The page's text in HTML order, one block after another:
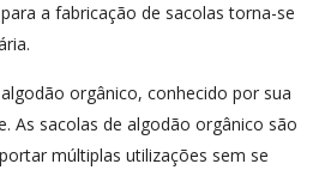
a fabricação de sacolas torna-se
orgânico, conhecido por sua
As sacolas de algodão orgânico são
múltiplas utilizações sem se